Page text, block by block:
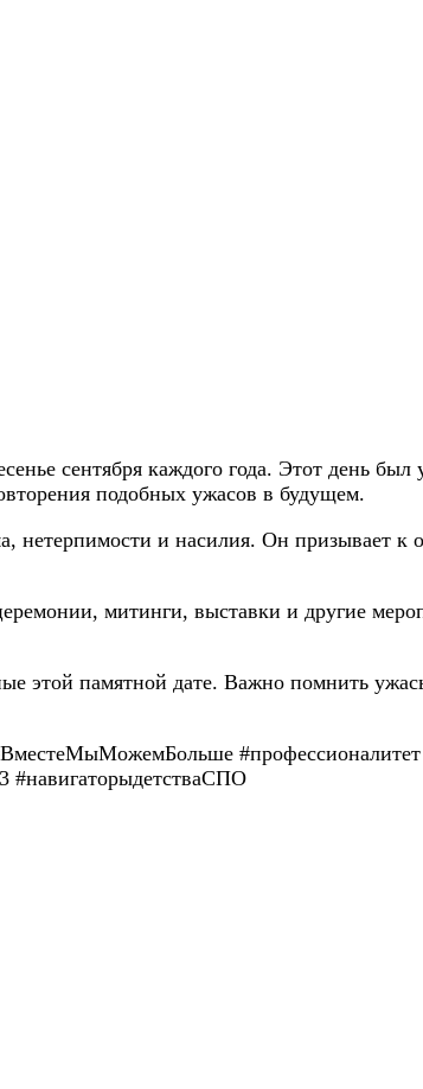
сентября каждого года. Этот день
подобных ужасов в будущем.
и насилия. Он призывает к
митинги, выставки и другие
памятной дате. Важно помнить
#навигаторыдетстваСПО